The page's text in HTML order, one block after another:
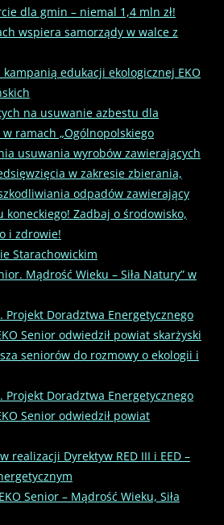
dla gmin – niemal 1,4 mln zł!
wspiera samorządy w walce z
edukacji ekologicznej EKO
na usuwanie azbestu dla
ramach „Ogólnopolskiego
usuwania wyrobów zawierających
w zakresie zbierania,
odpadów zawierający
koneckiego! Zadbaj o środowisko,
i zdrowie!
Starachowickim
Mądrość Wieku – Siła Natury” w
Projekt Doradztwa Energetycznego
Senior odwiedził powiat skarżyski
seniorów do rozmowy o ekologii i
Projekt Doradztwa Energetycznego
Senior odwiedził powiat
realizacji Dyrektyw RED III i EED –
Senior – Mądrość Wieku, Siła